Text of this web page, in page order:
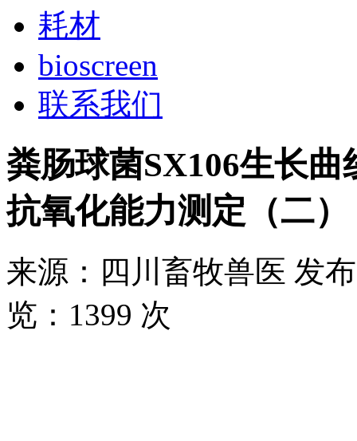
耗材
bioscreen
联系我们
粪肠球菌SX106生长
抗氧化能力测定（二）
来源： 四川畜牧兽医 发
览： 1399 次